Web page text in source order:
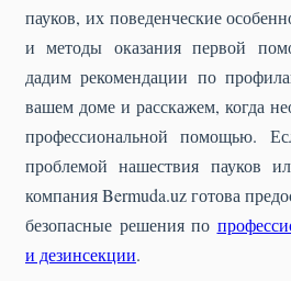
пауков, их поведенческие
и методы оказания первой
дадим рекомендации по
вашем доме и расскажем, когда
профессиональной помощью.
проблемой нашествия пауков
компания Bermuda.uz готова
безопасные решения по
и дезинсекции.